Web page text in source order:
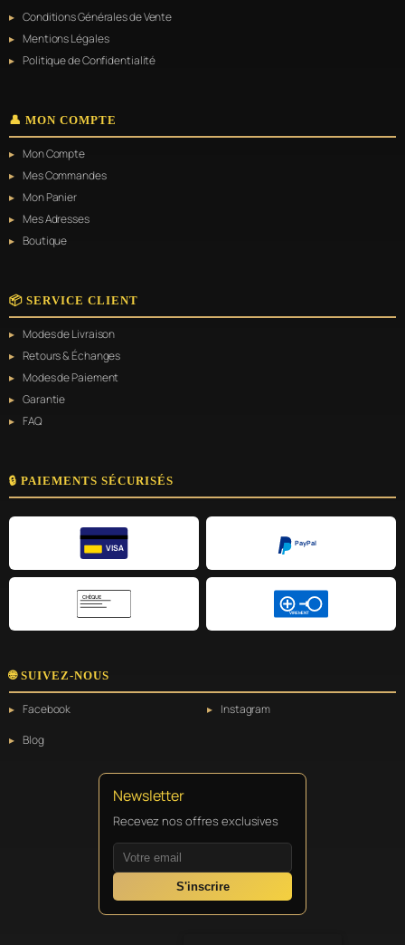
Conditions Générales de Vente
Mentions Légales
Politique de Confidentialité
👤 MON COMPTE
Mon Compte
Mes Commandes
Mon Panier
Mes Adresses
Boutique
📦 SERVICE CLIENT
Modes de Livraison
Retours & Échanges
Modes de Paiement
Garantie
FAQ
🔒 PAIEMENTS SÉCURISÉS
VISA
PayPal
CHÈQUE
VIREMENT
🌐 SUIVEZ-NOUS
Facebook
Instagram
Blog
Newsletter
Recevez nos offres exclusives
S'inscrire